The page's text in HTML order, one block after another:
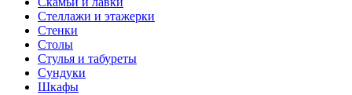
Стеллажи и этажерки
Стенки
Столы
Стулья и табуреты
Сундуки
Шкафы